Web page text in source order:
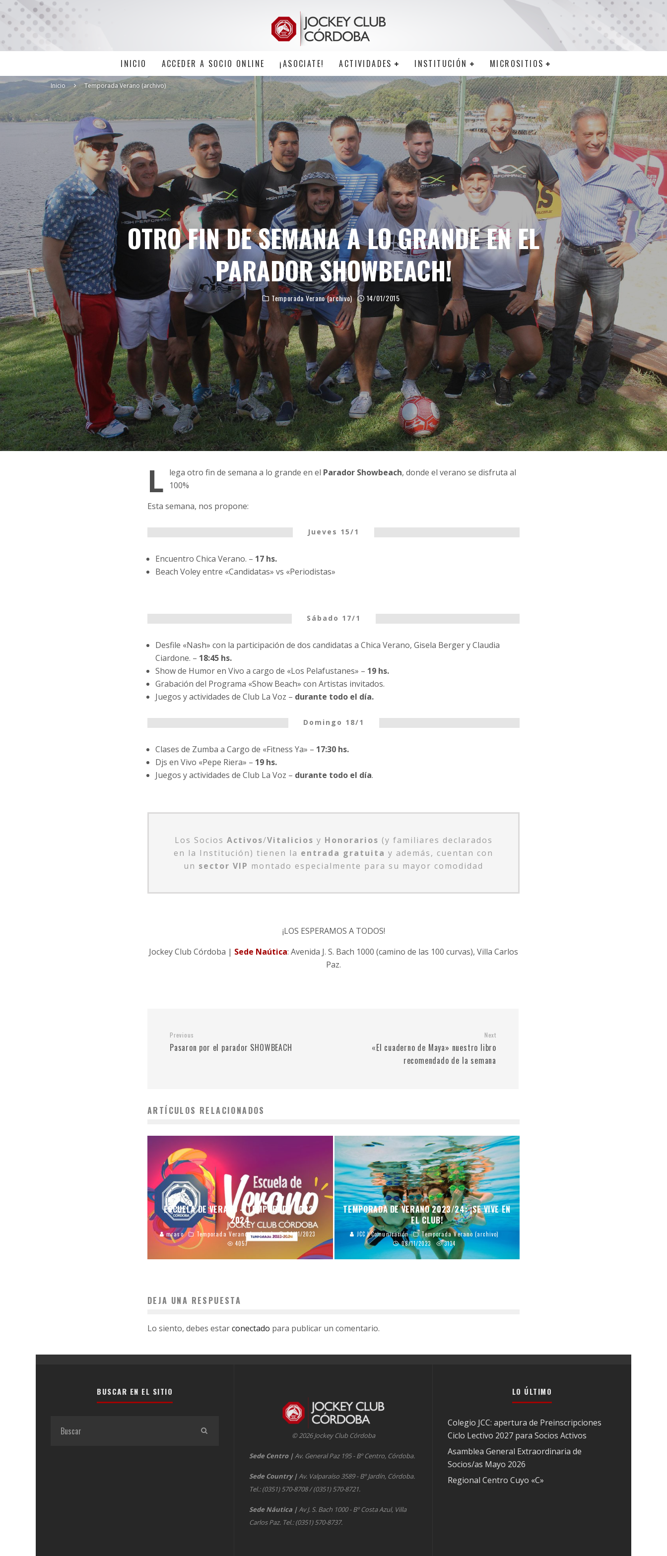
INICIO ACCEDER A SOCIO ONLINE ¡ASOCIATE! ACTIVIDADES INSTITUCIÓN MICROSITIOS
Inicio Temporada Verano (archivo)
OTRO FIN DE SEMANA A LO GRANDE EN EL
PARADOR SHOWBEACH!
Temporada Verano (archivo) 14/01/2015
L lega otro fin de semana a lo grande en el Parador Showbeach, donde el verano se disfruta al
100%
Esta semana, nos propone:
Jueves 15/1
Encuentro Chica Verano. – 17 hs.
Beach Voley entre «Candidatas» vs «Periodistas»
Sábado 17/1
Desfile «Nash» con la participación de dos candidatas a Chica Verano, Gisela Berger y Claudia
Ciardone. – 18:45 hs.
Show de Humor en Vivo a cargo de «Los Pelafustanes» – 19 hs.
Grabación del Programa «Show Beach» con Artistas invitados.
Juegos y actividades de Club La Voz – durante todo el día.
Domingo 18/1
Clases de Zumba a Cargo de «Fitness Ya» – 17:30 hs.
Djs en Vivo «Pepe Riera» – 19 hs.
Juegos y actividades de Club La Voz – durante todo el día.
Los Socios Activos/Vitalicios y Honorarios (y familiares declarados
en la Institución) tienen la entrada gratuita y además, cuentan con
un sector VIP montado especialmente para su mayor comodidad
¡LOS ESPERAMOS A TODOS!
Jockey Club Córdoba | Sede Naútica: Avenida J. S. Bach 1000 (camino de las 100 curvas), Villa Carlos
Paz.
Previous
Pasaron por el parador SHOWBEACH
Next
«El cuaderno de Maya» nuestro libro
recomendado de la semana
ARTÍCULOS RELACIONADOS
ESCUELA DE VERANO – TEMPORADA 2023-
2024
mraso Temporada Verano (archivo)
24/11/2023
4057
TEMPORADA DE VERANO 2023/24: ¡SE VIVE EN
EL CLUB!
JCC | Comunicación
Temporada Verano (archivo)
08/11/2023
3134
DEJA UNA RESPUESTA
Lo siento, debes estarconectado para publicar un comentario.
BUSCAR EN EL SITIO
© 2026 Jockey Club Córdoba
Sede Centro |Av. General Paz 195 - Bº Centro, Córdoba.
Sede Country |Av. Valparaíso 3589 - Bº Jardín, Córdoba.
Tel.: (0351) 570-8708 / (0351) 570-8721.
Sede Náutica |Av J. S. Bach 1000 - Bº Costa Azul, Villa
Carlos Paz. Tel.: (0351) 570-8737.
LO ÚLTIMO
Colegio JCC: apertura de Preinscripciones
Ciclo Lectivo 2027 para Socios Activos
Asamblea General Extraordinaria de
Socios/as Mayo 2026
Regional Centro Cuyo «C»